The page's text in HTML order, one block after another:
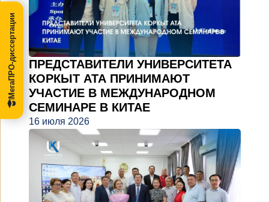
ПРЕДСТАВИТЕЛИ УНИВЕРСИТЕТА
КОРКЫТ АТА ПРИНИМАЮТ
УЧАСТИЕ В МЕЖДУНАРОДНОМ
СЕМИНАРЕ В КИТАЕ
16 июля 2026
МегаПРО-диссертации